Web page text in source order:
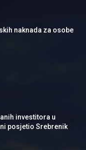
naknada za osobe
investitora u
posjetio Srebrenik